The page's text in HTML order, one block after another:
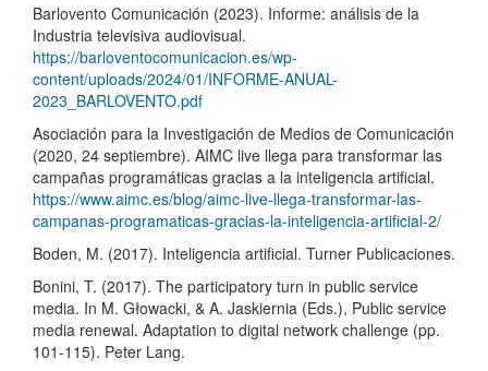
Barlovento Comunicación (2023). Informe: análisis de la
Industria televisiva audiovisual.
https://barloventocomunicacion.es/wp-
content/uploads/2024/01/INFORME-ANUAL-
2023_BARLOVENTO.pdf
Asociación para la Investigación de Medios de Comunicación
(2020, 24 septiembre). AIMC live llega para transformar las
campañas programáticas gracias a la inteligencia artificial.
https://www.aimc.es/blog/aimc-live-llega-transformar-las-
campanas-programaticas-gracias-la-inteligencia-artificial-2/
Boden, M. (2017). Inteligencia artificial. Turner Publicaciones.
Bonini, T. (2017). The participatory turn in public service
media. In M. Głowacki, & A. Jaskiernia (Eds.), Public service
media renewal. Adaptation to digital network challenge (pp.
101-115). Peter Lang.